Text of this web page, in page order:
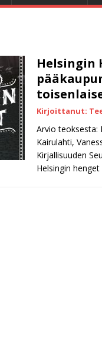
Helsingin
Kirjoittanut:
Arvio teoksesta:
Kairulahti,
Kirjallisuuden
Helsingin henget